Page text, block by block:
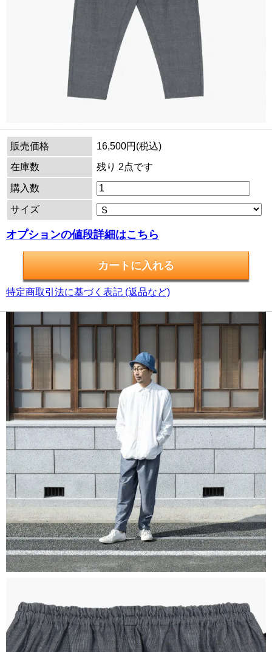
販売価格
16,500円(税込)
在庫数
残り 2点です
購入数
サイズ
オプションの値段詳細はこちら
特定商取引法に基づく表記 (返品など)